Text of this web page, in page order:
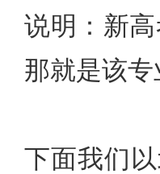
说明：新
那就是该
下面我们